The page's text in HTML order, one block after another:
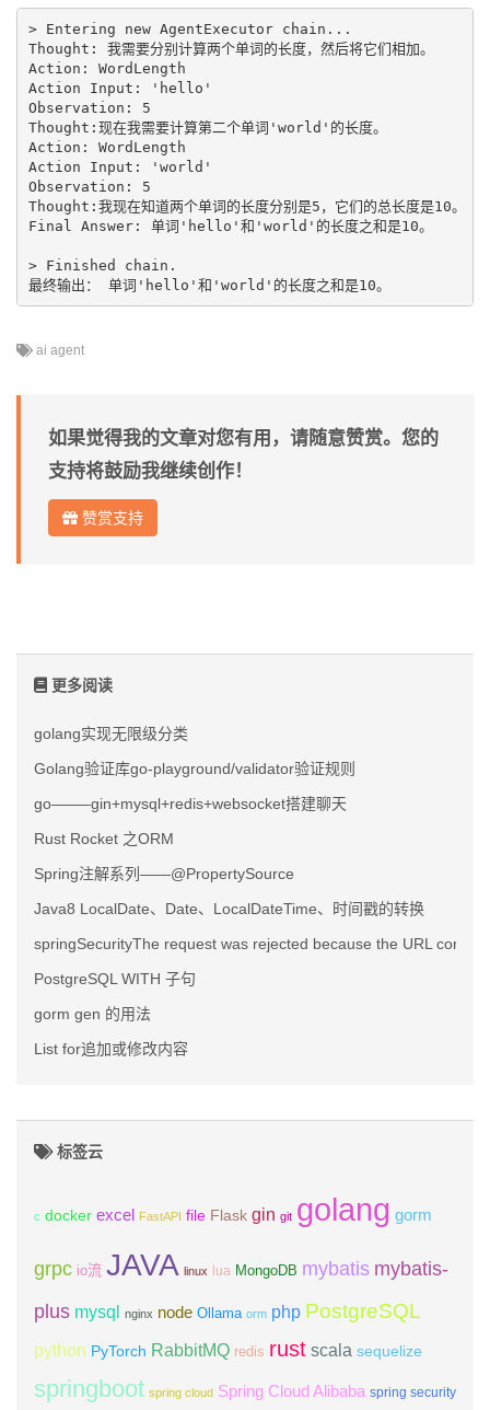
> Entering new AgentExecutor chain...
Thought: 我需要分别计算两个单词的长度，然后将它们相加。
Action: WordLength
Action Input: 'hello'
Observation: 5
Thought:现在我需要计算第二个单词'world'的长度。
Action: WordLength
Action Input: 'world'
Observation: 5
Thought:我现在知道两个单词的长度分别是5，它们的总长度是10。
Final Answer: 单词'hello'和'world'的长度之和是10。
> Finished chain.
ai agent
如果觉得我的文章对您有用，请随意赞赏。您的
支持将鼓励我继续创作！
赞赏支持
更多阅读
golang实现无限级分类
Golang验证库go-playground/validator验证规则
go——–gin+mysql+redis+websocket搭建聊天
Rust Rocket 之ORM
Spring注解系列——@PropertySource
Java8 LocalDate、Date、LocalDateTime、时间戳的转换
springSecurityThe request was rejected because the URL
PostgreSQL WITH 子句
gorm gen 的用法
List for追加或修改内容
标签云
c docker excel FastAPI file Flask gin git golang gorm
grpc io流 JAVA linux lua MongoDB mybatis mybatis-
plus mysql nginx node Ollama orm php PostgreSQL
python PyTorch RabbitMQ redis rust scala sequelize
springboot spring cloud Spring Cloud Alibaba spring security